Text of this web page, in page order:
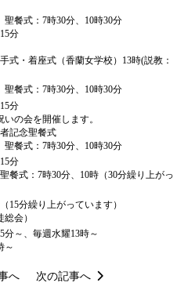
餐式：7時30分、10時30分
分
・着座式（香蘭女学校）13時(説教：
餐式：7時30分、10時30分
分
の会を開催します。
記念聖餐式
餐式：7時30分、10時30分
分
式：7時30分、10時（30分繰り上がっ
15分繰り上がっています）
会）
～、毎週水耀13時～
～
次の記事へ
へ